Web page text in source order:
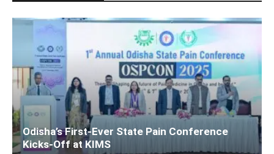
Odisha’s First-Ever State Pain Conference
Kicks-Off at KIMS